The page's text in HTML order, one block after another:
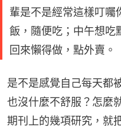
輩是不是經常這樣叮囑
飯，隨便吃；中午想吃
回來懶得做，點外賣。
是不是感覺自己每天都
也沒什麼不舒服？怎麼
期刊上的幾項研究，就